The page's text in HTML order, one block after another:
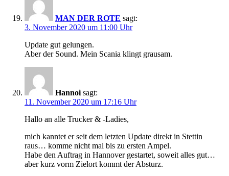
MAN DER ROTE sagt:
3. November 2020 um 11:00 Uhr
Update gut gelungen.
Aber der Sound. Mein Scania klingt grausam.
Hannoi sagt:
11. November 2020 um 17:16 Uhr
Hallo an alle Trucker & -Ladies,
mich kanntet er seit dem letzten Update direkt in Stettin
raus… komme nicht mal bis zu ersten Ampel.
Habe den Auftrag in Hannover gestartet, soweit alles gut…
aber kurz vorm Zielort kommt der Absturz.